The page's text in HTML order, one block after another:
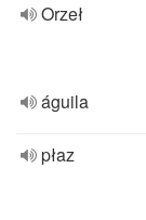
Orzeł
águila
płaz